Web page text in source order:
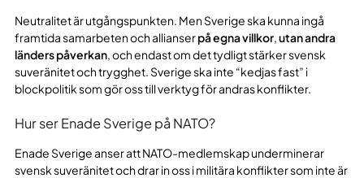
Neutralitet är utgångspunkten. Men Sverige ska kunna ingå
framtida samarbeten och allianserpå egna villkor,utan andra
länders påverkan, och endast om det tydligt stärker svensk
suveränitet och trygghet. Sverige ska inte “kedjas fast” i
blockpolitik som gör oss till verktyg för andras konflikter.
Hur ser Enade Sverige på NATO?
Enade Sverige anser att NATO-medlemskap underminerar
svensk suveränitet och drar in oss i militära konflikter som inte är